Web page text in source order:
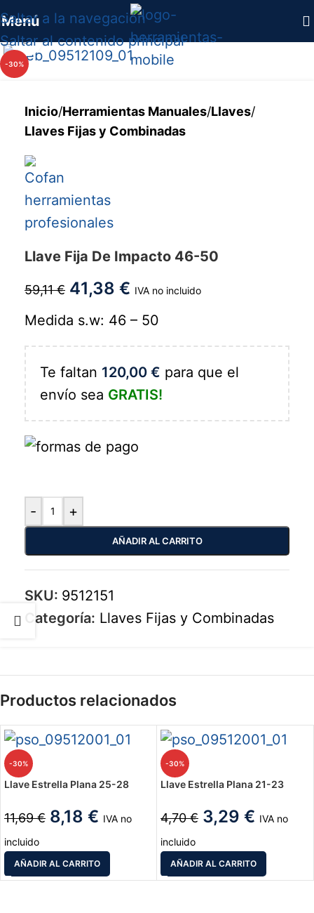
Saltar a la navegación
Saltar al contenido principal
Menú
-30%
Haga clic para ampliar
Inicio/Herramientas Manuales/Llaves/
Llaves Fijas y Combinadas
Llave Fija De Impacto 46-50
59,11€ 41,38 € IVA no incluido
Medida s.w: 46 – 50
Te faltan 120,00 € para que el
envío sea GRATIS!
- +
AÑADIR AL CARRITO
SKU: 9512151
Categoría: Llaves Fijas y Combinadas
Productos relacionados
-30%
Llave Estrella Plana 25-28
11,69€ 8,18 € IVA no
incluido
AÑADIR AL CARRITO
-30%
Llave Estrella Plana 21-23
4,70€ 3,29 € IVA no
incluido
AÑADIR AL CARRITO